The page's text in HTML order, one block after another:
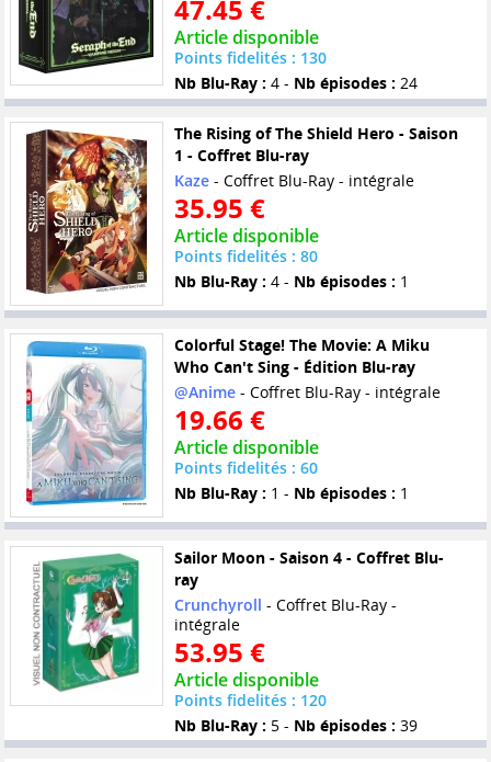
47.45 €
Article disponible
Points fidelités : 130
Nb Blu-Ray : 4 - Nb épisodes : 24
The Rising of The Shield Hero - Saison
1 - Coffret Blu-ray
Kaze- Coffret Blu-Ray - intégrale
35.95 €
Article disponible
Points fidelités : 80
Nb Blu-Ray : 4 - Nb épisodes : 1
Colorful Stage! The Movie: A Miku
Who Can't Sing - Édition Blu-ray
@Anime- Coffret Blu-Ray - intégrale
19.66 €
Article disponible
Points fidelités : 60
Nb Blu-Ray : 1 - Nb épisodes : 1
Sailor Moon - Saison 4 - Coffret Blu-
ray
Crunchyroll - Coffret Blu-Ray -
intégrale
53.95 €
Article disponible
Points fidelités : 120
Nb Blu-Ray : 5 - Nb épisodes : 39